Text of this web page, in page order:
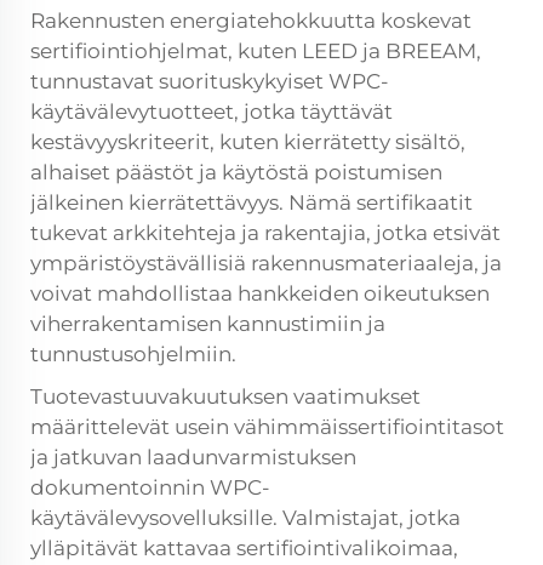
Rakennusten energiatehokkuutta koskevat
sertifiointiohjelmat, kuten LEED ja BREEAM,
tunnustavat suorituskykyiset WPC-
käytävälevytuotteet, jotka täyttävät
kestävyyskriteerit, kuten kierrätetty sisältö,
alhaiset päästöt ja käytöstä poistumisen
jälkeinen kierrätettävyys. Nämä sertifikaatit
tukevat arkkitehteja ja rakentajia, jotka etsivät
ympäristöystävällisiä rakennusmateriaaleja, ja
voivat mahdollistaa hankkeiden oikeutuksen
viherrakentamisen kannustimiin ja
tunnustusohjelmiin.
Tuotevastuuvakuutuksen vaatimukset
määrittelevät usein vähimmäissertifiointitasot
ja jatkuvan laadunvarmistuksen
dokumentoinnin WPC-
käytävälevysovelluksille. Valmistajat, jotka
ylläpitävät kattavaa sertifiointivalikoimaa,